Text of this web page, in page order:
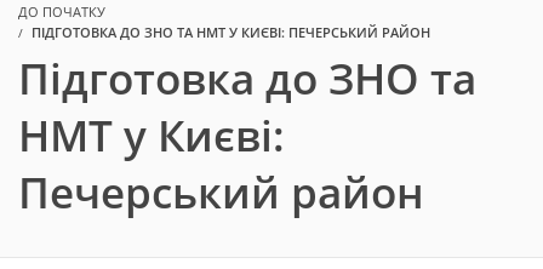
ДО ПОЧАТКУ
ПІДГОТОВКА ДО ЗНО ТА НМТ У КИЄВІ: ПЕЧЕРСЬКИЙ РАЙОН
Підготовка до ЗНО та
НМТ у Києві:
Печерський район